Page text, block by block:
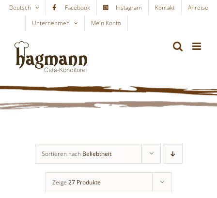
Skip
content
Deutsch Facebook Instagram Kontakt
Anreise
Unternehmen
Mein Konto
Sortieren nach Beliebtheit
Zeige 27 Produkte